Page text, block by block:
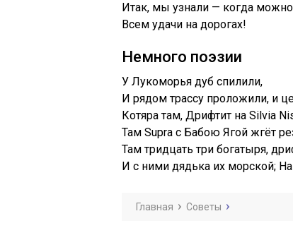
Итак, мы узнали — когда
Всем удачи на дорогах!
Немного поэзии
У Лукоморья дуб спилили,
И рядом трассу проложили, и
Котяра там, Дрифтит на Silvia
Там Supra с Бабою Ягой жгёт
Там тридцать три богатыря,
И с ними дядька их морской;
Главная Советы